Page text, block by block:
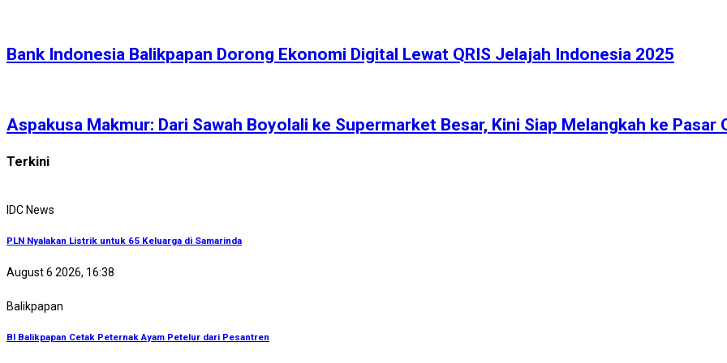
Bank Indonesia Balikpapan Dorong Ekonomi Digital Lewat QRIS Jelajah Indonesia 2025
Aspakusa Makmur: Dari Sawah Boyolali ke Supermarket Besar, Kini Siap Melangkah ke Pasar
Terkini
IDC News
PLN Nyalakan Listrik untuk 65 Keluarga di Samarinda
August 6 2026, 16:38
Balikpapan
BI Balikpapan Cetak Peternak Ayam Petelur dari Pesantren